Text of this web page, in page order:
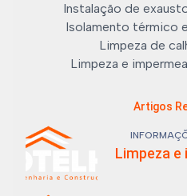
Instalação de
Isolamento térmico
Limpeza de
Limpeza e
Artigos
Limpeza e